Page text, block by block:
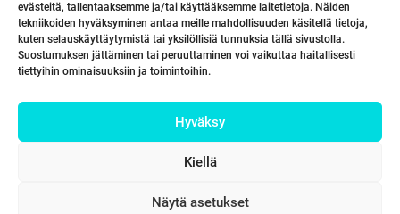
evästeitä, tallentaaksemme ja/tai käyttääksemme laitetietoja. Näiden
tekniikoiden hyväksyminen antaa meille mahdollisuuden käsitellä tietoja,
kuten selauskäyttäytymistä tai yksilöllisiä tunnuksia tällä sivustolla.
Suostumuksen jättäminen tai peruuttaminen voi vaikuttaa haitallisesti
tiettyihin ominaisuuksiin ja toimintoihin.
Hyväksy
Kiellä
Näytä asetukset
Kumppanimme maailmalla